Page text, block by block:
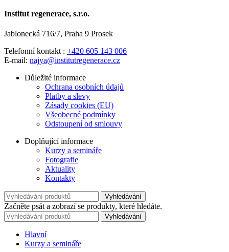
Institut regenerace, s.r.o.
Jablonecká 716/7, Praha 9 Prosek
Telefonní kontakt : +420 605 143 006
E-mail: najya@institutregenerace.cz
Důležité informace
Ochrana osobních údajů
Platby a slevy
Zásady cookies (EU)
Všeobecné podmínky
Odstoupení od smlouvy
Doplňující informace
Kurzy a semináře
Fotografie
Aktuality
Kontakty
Vyhledávání
Začněte psát a zobrazí se produkty, které hledáte.
Vyhledávání
Hlavní
Kurzy a semináře